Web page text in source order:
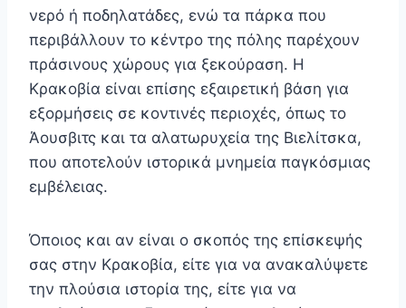
νερό ή ποδηλατάδες, ενώ τα πάρκα που
περιβάλλουν το κέντρο της πόλης παρέχουν
πράσινους χώρους για ξεκούραση. Η
Κρακοβία είναι επίσης εξαιρετική βάση για
εξορμήσεις σε κοντινές περιοχές, όπως το
Άουσβιτς και τα αλατωρυχεία της Βιελίτσκα,
που αποτελούν ιστορικά μνημεία παγκόσμιας
εμβέλειας.
Όποιος και αν είναι ο σκοπός της επίσκεψής
σας στην Κρακοβία, είτε για να ανακαλύψετε
την πλούσια ιστορία της, είτε για να